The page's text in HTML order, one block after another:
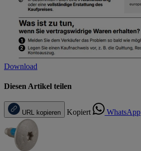
Download
Diesen Artikel teilen
URL kopieren Kopiert WhatsApp